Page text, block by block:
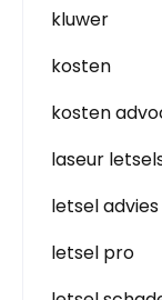
kluwer
kosten
kosten
laseur
letsel advies
letsel pro